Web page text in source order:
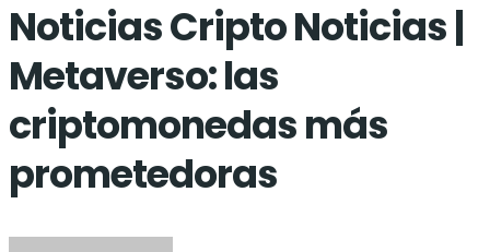
Noticias Cripto Noticias |
Metaverso: las
criptomonedas más
prometedoras